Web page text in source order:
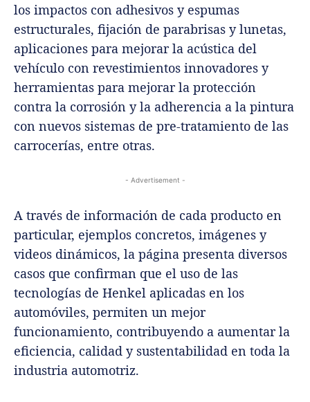
los impactos con adhesivos y espumas
estructurales, fijación de parabrisas y lunetas,
aplicaciones para mejorar la acústica del
vehículo con revestimientos innovadores y
herramientas para mejorar la protección
contra la corrosión y la adherencia a la pintura
con nuevos sistemas de pre-tratamiento de las
carrocerías, entre otras.
- Advertisement -
A través de información de cada producto en
particular, ejemplos concretos, imágenes y
videos dinámicos, la página presenta diversos
casos que confirman que el uso de las
tecnologías de Henkel aplicadas en los
automóviles, permiten un mejor
funcionamiento, contribuyendo a aumentar la
eficiencia, calidad y sustentabilidad en toda la
industria automotriz.